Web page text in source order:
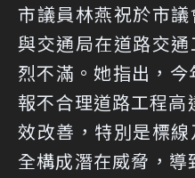
市議員林燕祝於市
與交通局在道路交
烈不滿。她指出，
報不合理道路工程
效改善，特別是標
全構成潛在威脅，